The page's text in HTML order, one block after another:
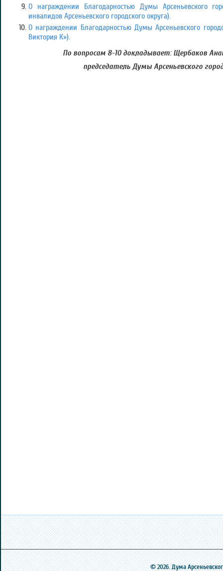
О награждении Благодарностью Думы Арсеньевского
инвалидов Арсеньевского городского округа).
О награждении Благодарностью Думы Арсеньевского
Виктория К»).
По вопросам 8-10 докладывает: Щербаков
председатель Думы Арсеньевского
© 2026. Дума